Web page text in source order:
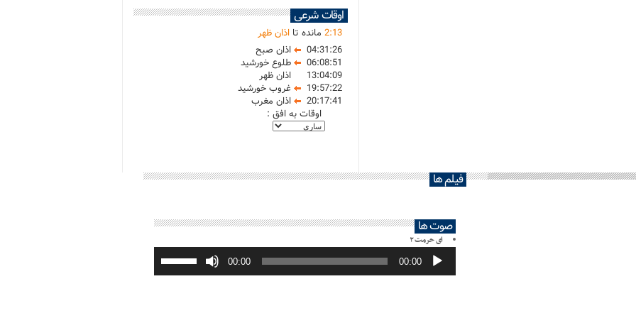
اوقات شرعی
2:13 مانده تااذان ظهر
04:31:26
اذان صبح
06:08:51
طلوع خورشید
13:04:09
اذان ظهر
19:57:22
غروب خورشید
20:17:41
اذان مغرب
اوقات به افق :
فیلم ها
صوت ها
ای حرمت ۲
پخش‌کننده
صوت 00:00
00:00
برای
افزایش
یا
صدا